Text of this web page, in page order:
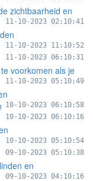
zichtbaarheid en
11-10-2023 02:10:41
11-10-2023 11:10:52
11-10-2023 06:10:31
voorkomen als je
11-10-2023 05:10:49
10-10-2023 06:10:58
10-10-2023 06:10:16
10-10-2023 05:10:54
09-10-2023 05:10:38
en
09-10-2023 04:10:16